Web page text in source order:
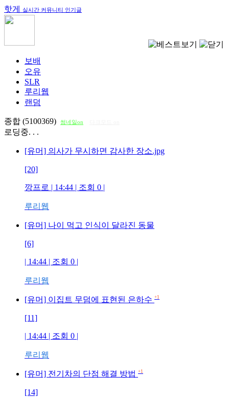
핫게 실시간 커뮤니티 인기글
보배
오유
SLR
루리웹
랜덤
종합 (5100369) 썸네일on
로딩중. . .
[유머] 의사가 무시하면 감사한 장소.jpg
[20]
깡프로 | 14:44 | 조회 0 |
루리웹
[유머] 나이 먹고 인식이 달라진 동물
[6]
| 14:44 | 조회 0 |
루리웹
[유머] 이집트 무덤에 표현된 은하수 +1
[11]
| 14:44 | 조회 0 |
루리웹
[유머] 전기차의 단점 해결 방법 +1
[14]